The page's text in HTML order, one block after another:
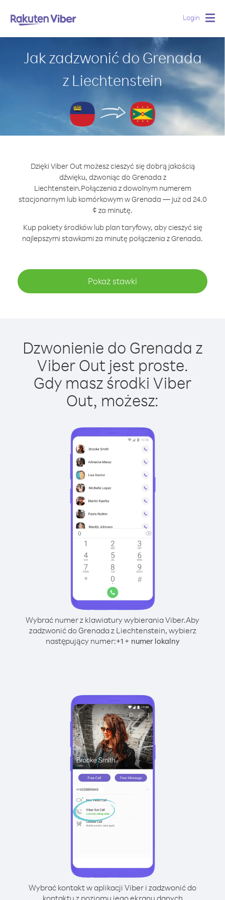
Login
Jak zadzwonić do Grenada
z Liechtenstein
Dzięki Viber Out możesz cieszyć się dobrą jakością
dźwięku, dzwoniąc do Grenada z
Liechtenstein.Połączenia z dowolnym numerem
stacjonarnym lub komórkowym w Grenada — już od 24.0
¢ za minutę.
Kup pakiety środków lub plan taryfowy, aby cieszyć się
najlepszymi stawkami za minutę połączenia z Grenada.
Pokaż stawki
Dzwonienie do Grenada z
Viber Out jest proste.
Gdy masz środki Viber
Out, możesz:
Wybrać numer z klawiatury wybierania Viber.Aby
zadzwonić do Grenada z Liechtenstein, wybierz
następujący numer:+1+ numer lokalny
Wybrać kontakt w aplikacji Viber i zadzwonić do
kontaktu z poziomu jego ekranu danych